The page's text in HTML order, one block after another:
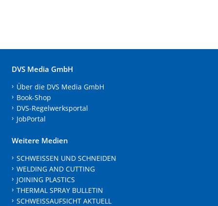
DVS Media GmbH
Über die DVS Media GmbH
Book-Shop
DVS-Regelwerksportal
JobPortal
Weitere Medien
SCHWEISSEN UND SCHNEIDEN
WELDING AND CUTTING
JOINING PLASTICS
THERMAL SPRAY BULLETIN
SCHWEISSAUFSICHT AKTUELL